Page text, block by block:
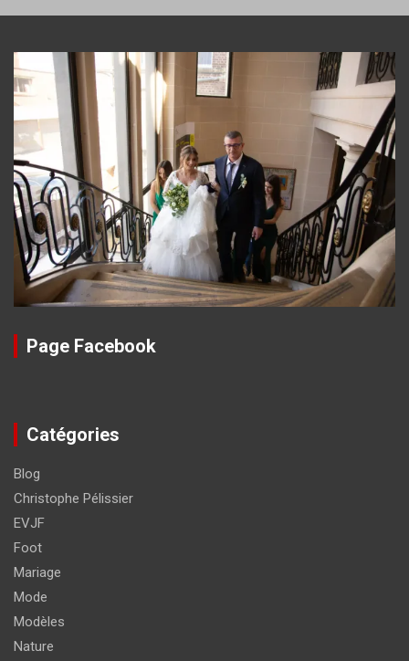
Page Facebook
Catégories
Blog
Christophe Pélissier
EVJF
Foot
Mariage
Mode
Modèles
Nature